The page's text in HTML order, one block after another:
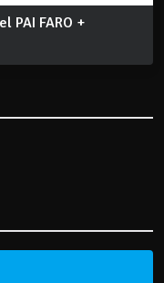
PAI FARO +